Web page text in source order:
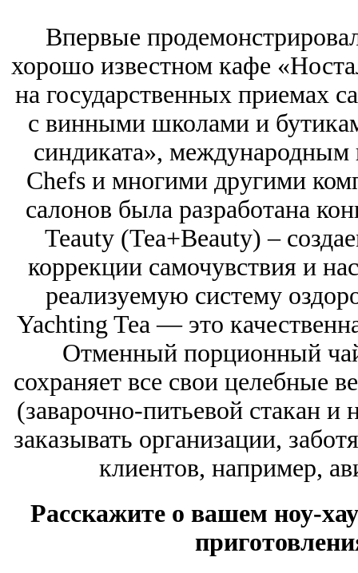
Впервые
хорошо известном кафе
на государственных приемах
с винными школами и
синдиката»,
Chefs и многими другими
салонов была разработана
Teauty (Tea+Beauty) –
коррекции самочувствия и
реализуемую систему
Yachting Tea — это
Отменный порционный
сохраняет все свои целебные
(заварочно-питьевой стакан и
заказывать организации,
клиентов, например,
Расскажите о вашем ноу-